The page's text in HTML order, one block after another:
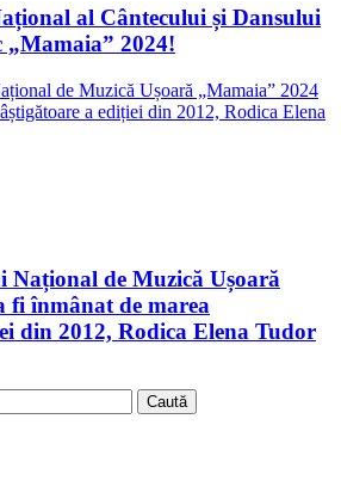
al Cântecului și Dansului
„Mamaia” 2024!
Național de Muzică Ușoară
fi înmânat de marea
din 2012, Rodica Elena Tudor